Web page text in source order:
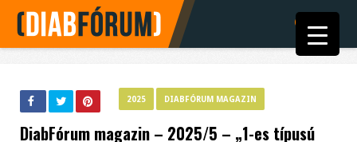
2025 DIABFÓRUM MAGAZIN
DiabFórum magazin – 2025/5 – „1-es típusú